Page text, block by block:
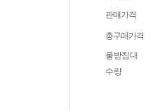
판매가격
총구매가격
물받침대
수량